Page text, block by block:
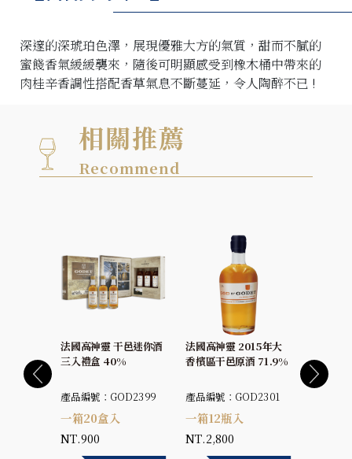
深邃的深琥珀色澤，展現優雅大方的氣質，甜而不膩的
蜜餞香氣緩緩襲來，隨後可明顯感受到橡木桶中帶來的
肉桂辛香調性搭配香草氣息不斷蔓延，令人陶醉不已 !
相關推薦
Recommend
42%
法國高神靈 干邑迷你酒
三入禮盒 40%
產品編號：GOD2399
一箱20盒入
NT.900
法國高神靈 2015年大
香檳區干邑原酒 71.9%
產品編號：GOD2301
一箱12瓶入
NT.2,800
香檳區